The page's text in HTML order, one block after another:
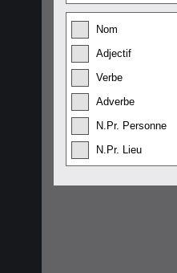
Nom
Adjectif
Verbe
Adverbe
N.Pr. Personne
N.Pr. Lieu